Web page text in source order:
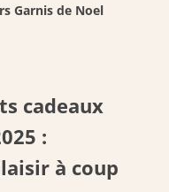
Garnis de Noel
cadeaux
:
à coup